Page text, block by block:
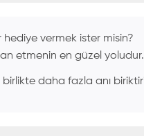
vermek ister misin?
etmenin en güzel yoludur.
daha fazla anı